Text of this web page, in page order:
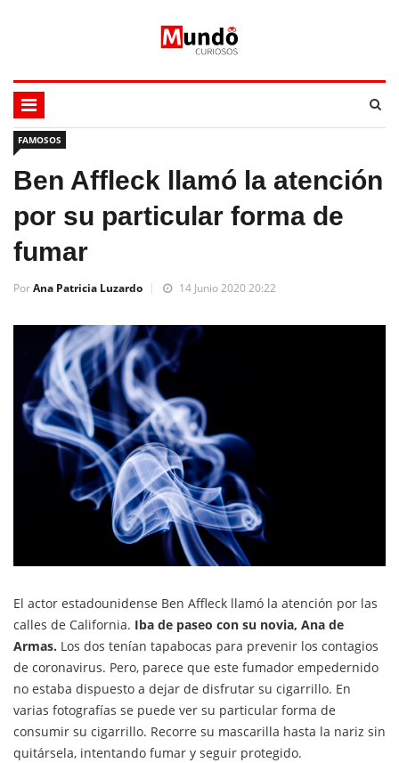
FAMOSOS
Ben Affleck llamó la atención
por su particular forma de
fumar
PorAna Patricia Luzardo 14 Junio 2020 20:22
El actor estadounidense Ben Affleck llamó la atención por las
calles de California. Iba de paseo con su novia, Ana de
Armas. Los dos tenían tapabocas para prevenir los contagios
de coronavirus. Pero, parece que este fumador empedernido
no estaba dispuesto a dejar de disfrutar su cigarrillo. En
varias fotografías se puede ver su particular forma de
consumir su cigarrillo. Recorre su mascarilla hasta la nariz sin
quitársela, intentando fumar y seguir protegido.